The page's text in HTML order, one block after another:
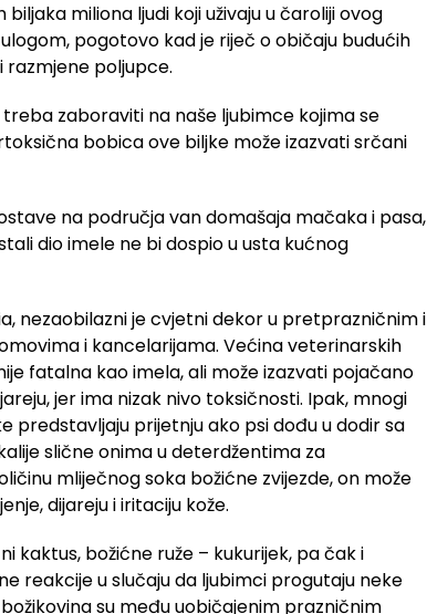
miliona ljudi koji uživaju u čaroliji ovog
pogotovo kad je riječ o običaju budućih
poljupce.
zaboraviti na naše ljubimce kojima se
bobica ove biljke može izazvati srčani
na područja van domašaja mačaka i pasa,
dio imele ne bi dospio u usta kućnog
nezaobilazni je cvjetni dekor u pretprazničnim i
i kancelarijama. Većina veterinarskih
fatalna kao imela, ali može izazvati pojačano
jer ima nizak nivo toksičnosti. Ipak, mnogi
predstavljaju prijetnju ako psi dođu u dodir sa
slične onima u deterdžentima za
mliječnog soka božićne zvijezde, on može
dijareju i iritaciju kože.
kaktus, božićne ruže – kukurijek, pa čak i
reakcije u slučaju da ljubimci progutaju neke
su među uobičajenim prazničnim